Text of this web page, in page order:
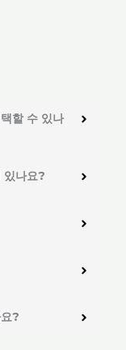
할 수 있나
있나요?
?